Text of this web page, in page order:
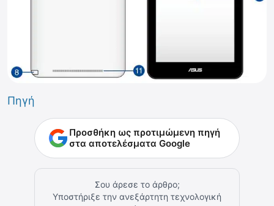
Πηγή
Προσθήκη ως προτιμώμενη πηγή
στα αποτελέσματα Google
Σου άρεσε το άρθρο;
Υποστήριξε την ανεξάρτητη τεχνολογική